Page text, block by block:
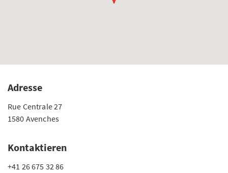
Adresse
Rue Centrale 27
1580 Avenches
Kontaktieren
+41 26 675 32 86